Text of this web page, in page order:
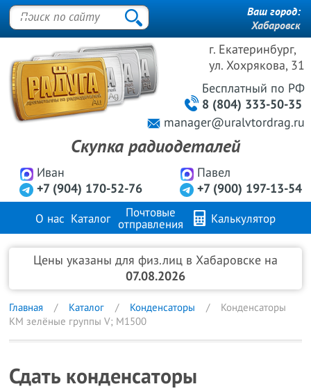
г. Екатеринбург,
ул. Хохрякова, 31
Иван
+7 (904) 170-52-76
Павел
+7 (900) 197-13-54
Бесплатный по РФ
8 (804) 333-50-35
manager@uralvtordrag.ru
Скупка радиодеталей
Ваш город:
Хабаровск
О нас Каталог
Почтовые
отправления
Калькулятор
Продажа металлов Контакты
Цены указаны для физ.лиц в Хабаровске на
07.08.2026
Главная Каталог Конденсаторы
Конденсаторы
КМ зелёные группы V; M1500
Сдать конденсаторы